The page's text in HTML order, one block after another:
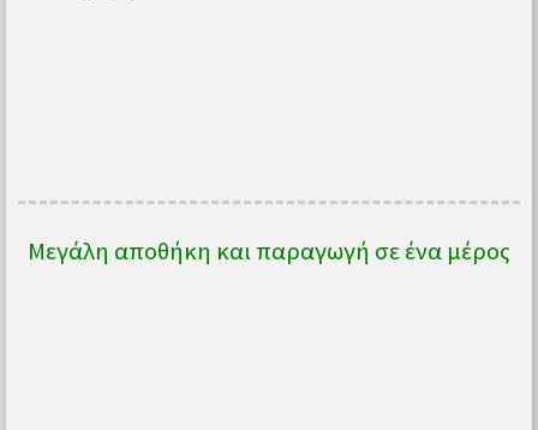
Μεγάλη αποθήκη και παραγωγή σε ένα μέρος